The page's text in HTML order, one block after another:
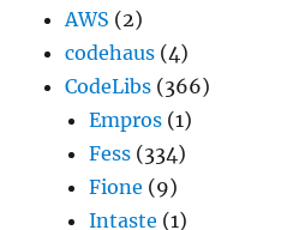
AWS (2)
codehaus (4)
CodeLibs (366)
Empros (1)
Fess (334)
Fione (9)
Intaste (1)